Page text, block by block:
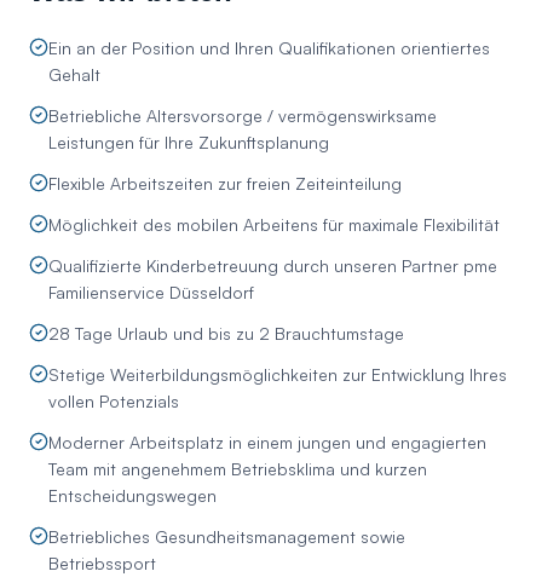
Ein an der Position und Ihren Qualifikationen orientiertes
Gehalt
Betriebliche Altersvorsorge / vermögenswirksame
Leistungen für Ihre Zukunftsplanung
Flexible Arbeitszeiten zur freien Zeiteinteilung
Möglichkeit des mobilen Arbeitens für maximale Flexibilität
Qualifizierte Kinderbetreuung durch unseren Partner pme
Familienservice Düsseldorf
28 Tage Urlaub und bis zu 2 Brauchtumstage
Stetige Weiterbildungsmöglichkeiten zur Entwicklung Ihres
vollen Potenzials
Moderner Arbeitsplatz in einem jungen und engagierten
Team mit angenehmem Betriebsklima und kurzen
Entscheidungswegen
Betriebliches Gesundheitsmanagement sowie
Betriebssport